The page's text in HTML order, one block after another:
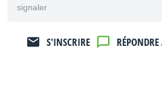
signaler
RÉPONDRE
S'INSCRIRE